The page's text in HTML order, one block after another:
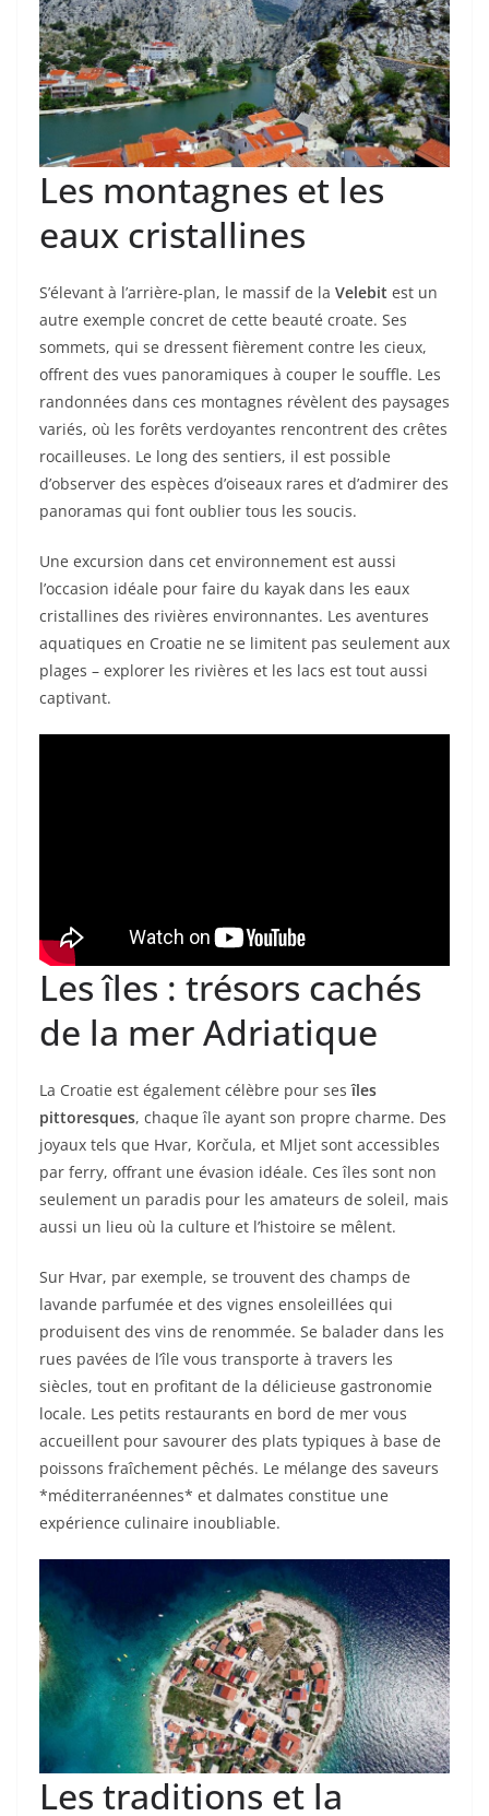
Les montagnes et les
eaux cristallines
S’élevant à l’arrière-plan, le massif de la Velebit est un
autre exemple concret de cette beauté croate. Ses
sommets, qui se dressent fièrement contre les cieux,
offrent des vues panoramiques à couper le souffle. Les
randonnées dans ces montagnes révèlent des paysages
variés, où les forêts verdoyantes rencontrent des crêtes
rocailleuses. Le long des sentiers, il est possible
d’observer des espèces d’oiseaux rares et d’admirer des
panoramas qui font oublier tous les soucis.
Une excursion dans cet environnement est aussi
l’occasion idéale pour faire du kayak dans les eaux
cristallines des rivières environnantes. Les aventures
aquatiques en Croatie ne se limitent pas seulement aux
plages – explorer les rivières et les lacs est tout aussi
captivant.
Les îles : trésors cachés
de la mer Adriatique
La Croatie est également célèbre pour sesîles
pittoresques, chaque île ayant son propre charme. Des
joyaux tels que Hvar, Korčula, et Mljet sont accessibles
par ferry, offrant une évasion idéale. Ces îles sont non
seulement un paradis pour les amateurs de soleil, mais
aussi un lieu où la culture et l’histoire se mêlent.
Sur Hvar, par exemple, se trouvent des champs de
lavande parfumée et des vignes ensoleillées qui
produisent des vins de renommée. Se balader dans les
rues pavées de l’île vous transporte à travers les
siècles, tout en profitant de la délicieuse gastronomie
locale. Les petits restaurants en bord de mer vous
accueillent pour savourer des plats typiques à base de
poissons fraîchement pêchés. Le mélange des saveurs
*méditerranéennes* et dalmates constitue une
expérience culinaire inoubliable.
Les traditions et la